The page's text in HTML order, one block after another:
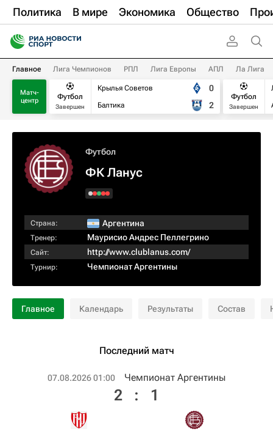
Политика В мире Экономика Общество
Главное Лига Чемпионов РПЛ Лига Европы АПЛ Ла Лига
Матч-
центр
Футбол
Завершен
Крылья Советов
Балтика
0
2
Футбол
Завершен
Футбол
ФК Ланус
Страна: Аргентина
Тренер: Маурисио Андрес Пеллегрино
Сайт: http://www.clublanus.com/
Турнир: Чемпионат Аргентины
Главное Календарь Результаты Состав
Последний матч
07.08.2026 01:00 Чемпионат Аргентины
2 : 1